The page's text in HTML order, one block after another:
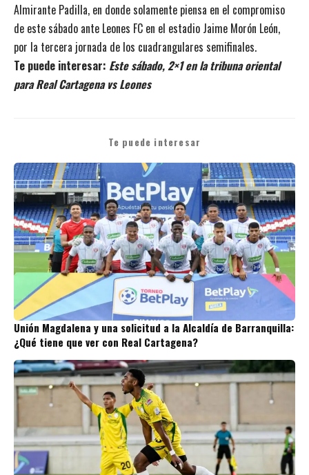
Almirante Padilla, en donde solamente piensa en el compromiso
de este sábado ante Leones FC en el estadio Jaime Morón León,
por la tercera jornada de los cuadrangulares semifinales.
Te puede interesar: Este sábado, 2×1 en la tribuna oriental
para Real Cartagena vs Leones
Te puede interesar
Unión Magdalena y una solicitud a la Alcaldía de Barranquilla:
¿Qué tiene que ver con Real Cartagena?